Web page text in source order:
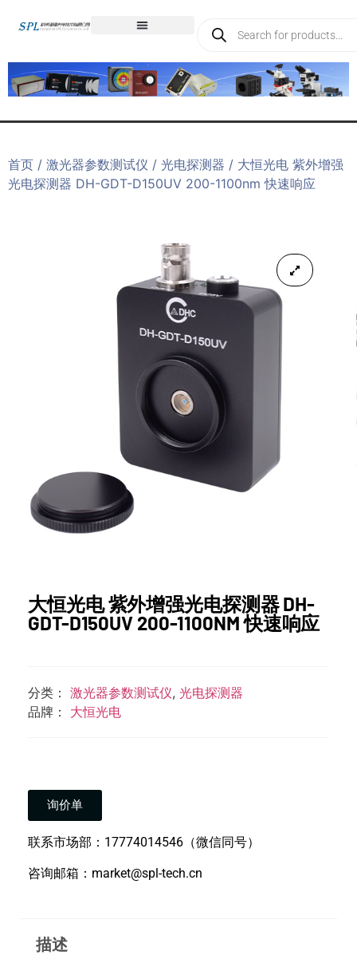
首页 / 激光器参数测试仪 / 光电探测器 / 大恒光电 紫外增强
光电探测器 DH-GDT-D150UV 200-1100nm 快速响应
大恒光电 紫外增强光电探测器 DH-
GDT-D150UV 200-1100NM 快速响应
分类： 激光器参数测试仪, 光电探测器
品牌： 大恒光电
询价单
联系市场部：17774014546（微信同号）
咨询邮箱：market@spl-tech.cn
描述